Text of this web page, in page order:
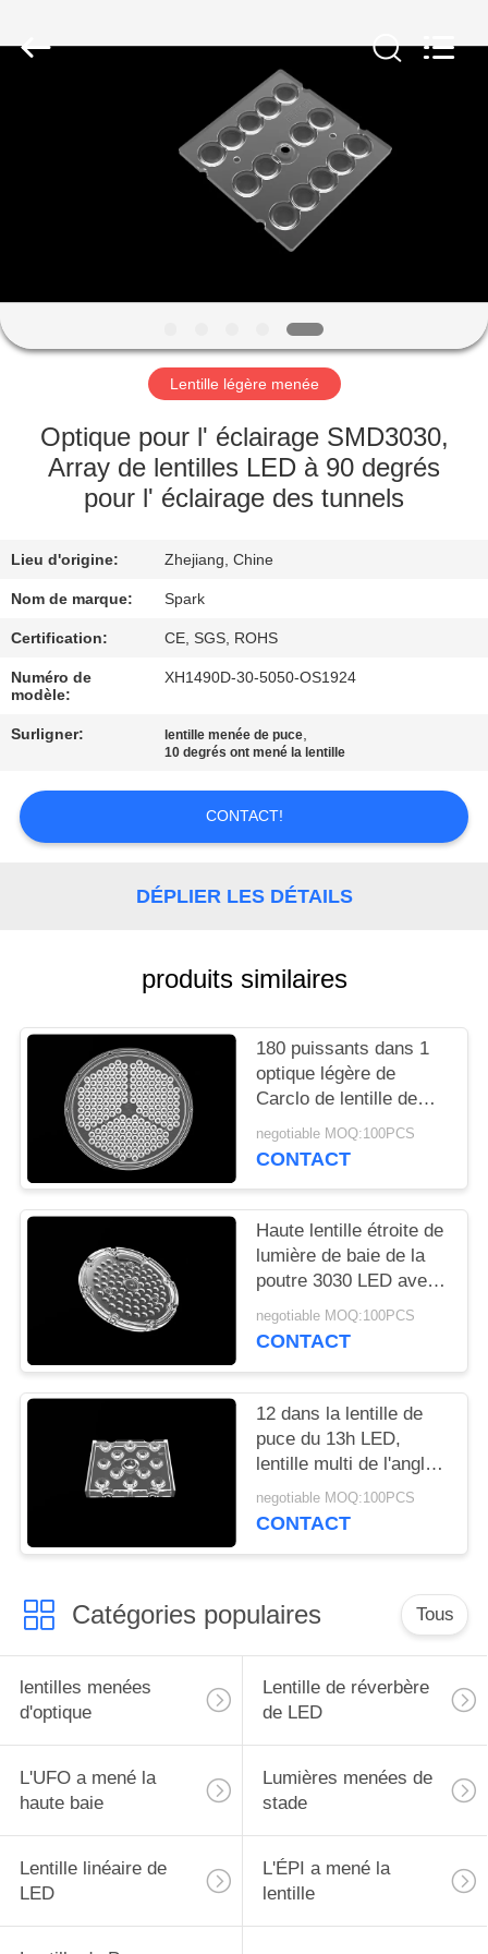
À
PROPOS
NOUS
VISITE
L'USINE
CONTRÔLE
DE
QUALITÉ
NOUS
CONTACTER
AFFAIRES
DEMANDEZ
DEVIS
POLITIQUE
EN
MATIÈRE
DE
LA
VIE
PRIVÉE
Co.,
Lentille légère menée
Optique pour l' éclairage SMD3030,
Array de lentilles LED à 90 degrés
pour l' éclairage des tunnels
Lieu d'origine: Zhejiang, Chine
Nom de marque: Spark
Certification: CE, SGS, ROHS
Numéro de
modèle:
XH1490D-30-5050-OS1924
Surligner: lentille menée de puce,
10 degrés ont mené la lentille
CONTACT!
DÉPLIER LES DÉTAILS
produits similaires
180 puissants dans 1
optique légère de
Carclo de lentille de
LED pour l'usine/
éclairage extérieur
negotiable MOQ:100PCS
CONTACT
Haute lentille étroite de
lumière de baie de la
poutre 3030 LED avec
le groupe de lentilles
de forme ronde
negotiable MOQ:100PCS
CONTACT
12 dans la lentille de
puce du 13h LED,
lentille multi de l'angle
de faisceau 60° LED
pour l'éclairage
negotiable MOQ:100PCS
CONTACT
Catégories populaires Tous
lentilles menées
d'optique
Lentille de réverbère
de LED
L'UFO a mené la
haute baie
Lumières menées de
stade
Lentille linéaire de
LED
L'ÉPI a mené la
lentille